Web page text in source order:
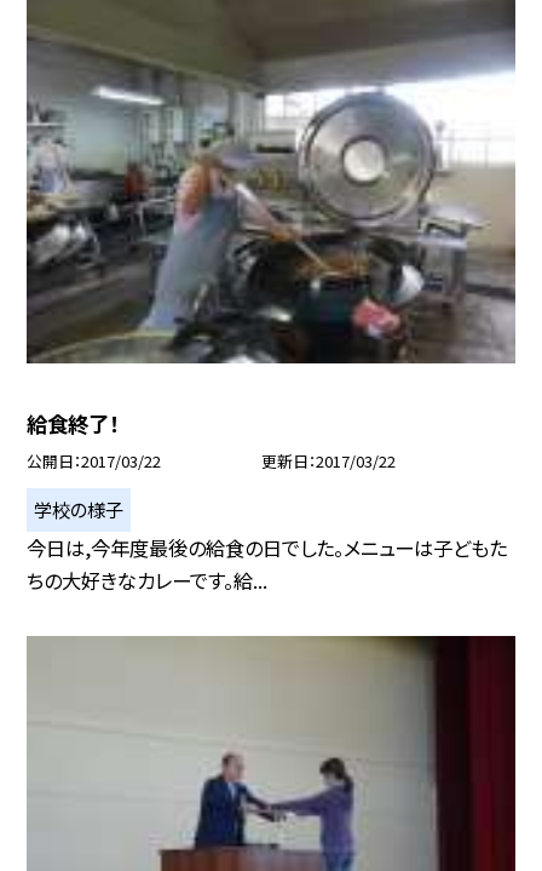
給食終了！
公開日 2017/03/22 更新日 2017/03/22
学校の様子
今日は,今年度最後の給食の日でした。メニューは子どもた
ちの大好きなカレーです。給...